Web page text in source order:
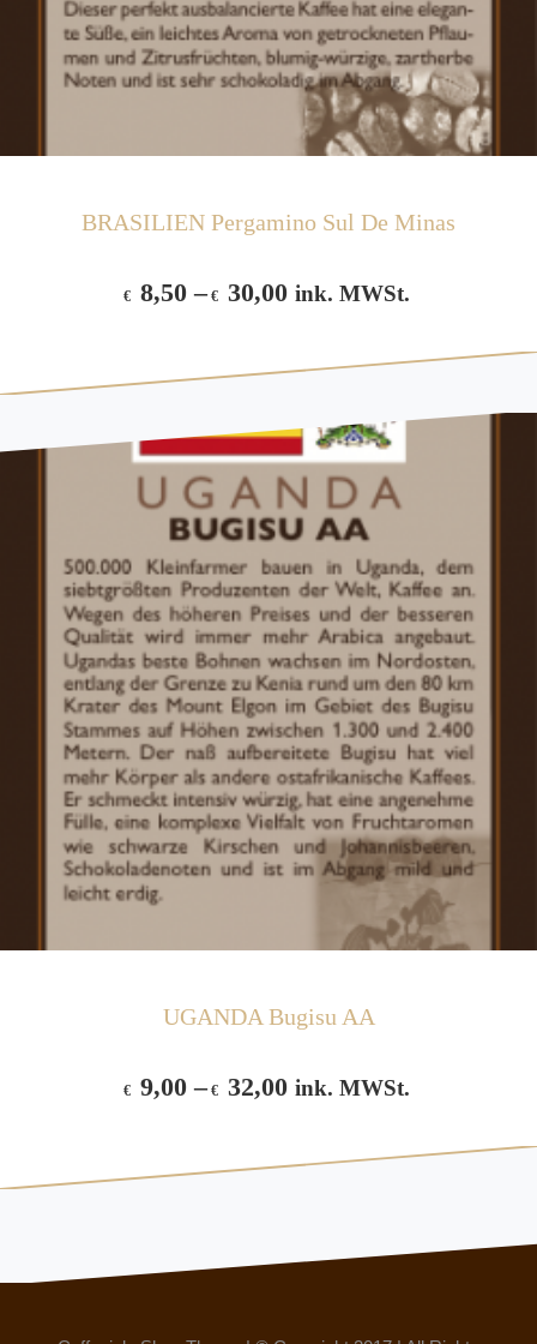
BRASILIEN Pergamino Sul De Minas
€ 8,50 –€ 30,00 ink. MWSt.
UGANDA Bugisu AA
€ 9,00 –€ 32,00 ink. MWSt.